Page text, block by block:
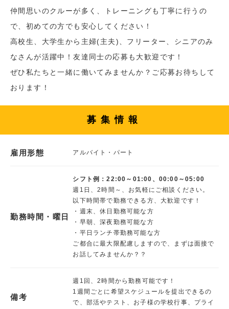
仲間思いのクルーが多く、トレーニングも丁寧に行うの
で、初めての方でも安心してください！
高校生、大学生から主婦(主夫)、フリーター、シニアのみ
なさんが活躍中！友達同士の応募も大歓迎です！
ぜひ私たちと一緒に働いてみませんか？ご応募お待ちして
おります！
募集情報
雇用形態 アルバイト・パート
勤務時間・曜日
シフト例：22:00～01:00、00:00～05:00
週1日、2時間～、お気軽にご相談ください。
以下時間帯で勤務できる方、大歓迎です！
・週末、休日勤務可能な方
・早朝、深夜勤務可能な方
・平日ランチ帯勤務可能な方
ご都合に最大限配慮しますので、まずは面接で
お話してみませんか？？
備考
週1回、2時間から勤務可能です！
1週間ごとに希望スケジュールを提出できるの
で、部活やテスト、お子様の学校行事、プライ